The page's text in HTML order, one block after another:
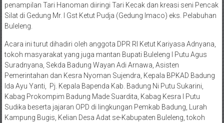
penampilan Tari Hanoman diiringi Tari Kecak dan kreasi seni Pencak
Silat di Gedung Mr. I Gst Ketut Pudja (Gedung Imaco) eks. Pelabuhan
Buleleng.
Acara ini turut dihadiri oleh anggota DPR RI Ketut Kariyasa Adnyana,
tokoh masyarakat yang juga mantan Bupati Buleleng I Putu Agus
Suradnyana, Sekda Badung Wayan Adi Arnawa, Asisten
Pemerintahan dan Kesra Nyoman Sujendra, Kepala BPKAD Badung
Ida Ayu Yanti, Pj. Kepala Bapenda Kab. Badung Ni Putu Sukarini,
Kabag Prokompim Badung Made Suardita, Kabag Kesra I Putu
Sudika beserta jajaran OPD di lingkungan Pemkab Badung, Lurah
Kampung Bugis, Kelian Desa Adat se-Kabupaten Buleleng, tokoh